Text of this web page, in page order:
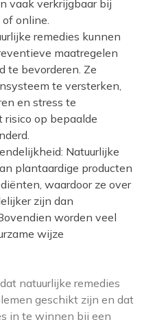
vaak verkrijgbaar bij
online.
remedies kunnen
maatregelen
te bevorderen. Ze
te versterken,
en stress te
risico op bepaalde
Natuurlijke
plantaardige producten
waardoor ze over
zijn dan
worden veel
wijze
natuurlijke remedies
geschikt zijn en dat
in te winnen bij een